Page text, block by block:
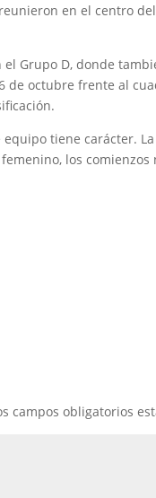
en el centro
Grupo D, donde
de octubre frente al
tiene carácter.
los
campos obligatorios